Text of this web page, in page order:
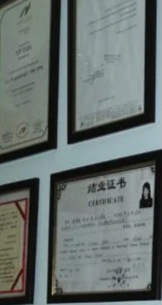
артрита,...